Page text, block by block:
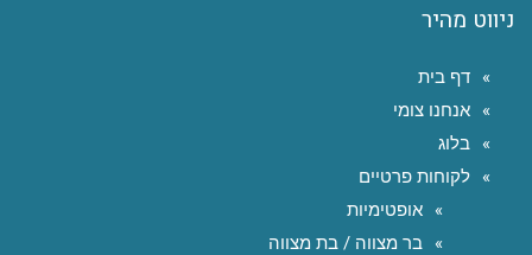
ניווט מהיר
דף בית
אנחנו צומי
בלוג
לקוחות פרטיים
אופטימיות
בר מצווה / בת מצווה